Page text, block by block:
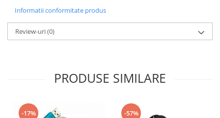
Informatii conformitate produs
Review-uri(0)
PRODUSE SIMILARE
-17% -57%